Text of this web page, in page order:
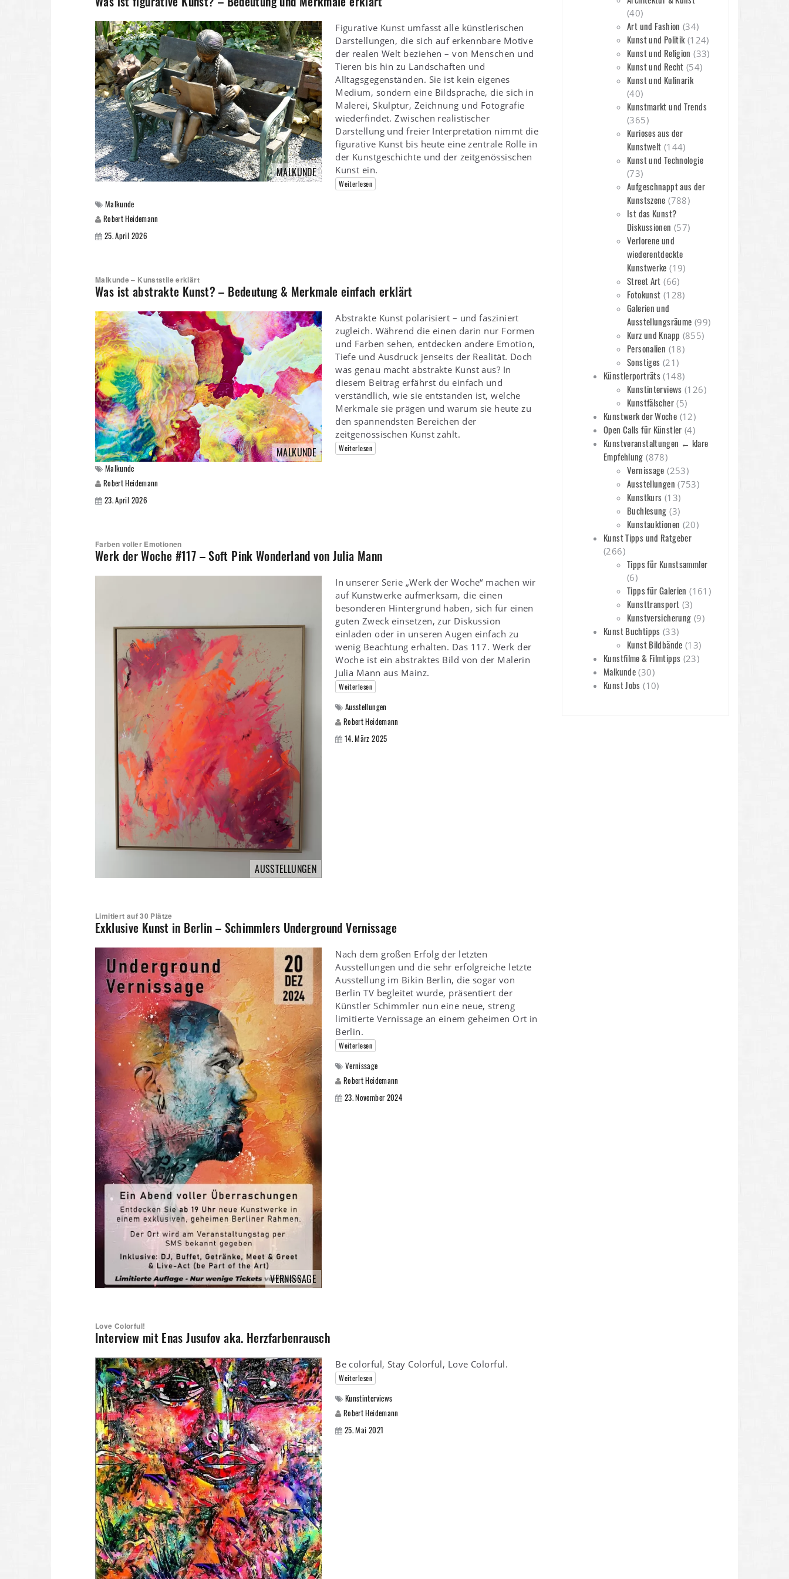
MALKUNDE
Figurative Kunst umfasst alle künstlerischen
Darstellungen, die sich auf erkennbare Motive
der realen Welt beziehen – von Menschen und
Tieren bis hin zu Landschaften und
Alltagsgegenständen. Sie ist kein eigenes
Medium, sondern eine Bildsprache, die sich in
Malerei, Skulptur, Zeichnung und Fotografie
wiederfindet. Zwischen realistischer
Darstellung und freier Interpretation nimmt die
figurative Kunst bis heute eine zentrale Rolle in
der Kunstgeschichte und der zeitgenössischen
Kunst ein.
Weiterlesen
Malkunde
Robert Heidemann
25. April 2026
Malkunde – Kunststile erklärt
Was ist abstrakte Kunst? – Bedeutung & Merkmale einfach erklärt
MALKUNDE
Abstrakte Kunst polarisiert – und fasziniert
zugleich. Während die einen darin nur Formen
und Farben sehen, entdecken andere Emotion,
Tiefe und Ausdruck jenseits der Realität. Doch
was genau macht abstrakte Kunst aus? In
diesem Beitrag erfährst du einfach und
verständlich, wie sie entstanden ist, welche
Merkmale sie prägen und warum sie heute zu
den spannendsten Bereichen der
zeitgenössischen Kunst zählt.
Weiterlesen
Malkunde
Robert Heidemann
23. April 2026
Farben voller Emotionen
Werk der Woche #117 – Soft Pink Wonderland von Julia Mann
AUSSTELLUNGEN
In unserer Serie „Werk der Woche“ machen wir
auf Kunstwerke aufmerksam, die einen
besonderen Hintergrund haben, sich für einen
guten Zweck einsetzen, zur Diskussion
einladen oder in unseren Augen einfach zu
wenig Beachtung erhalten. Das 117. Werk der
Woche ist ein abstraktes Bild von der Malerin
Julia Mann aus Mainz.
Weiterlesen
Ausstellungen
Robert Heidemann
14. März 2025
Limitiert auf 30 Plätze
Exklusive Kunst in Berlin – Schimmlers Underground Vernissage
VERNISSAGE
Nach dem großen Erfolg der letzten
Ausstellungen und die sehr erfolgreiche letzte
Ausstellung im Bikin Berlin, die sogar von
Berlin TV begleitet wurde, präsentiert der
Künstler Schimmler nun eine neue, streng
limitierte Vernissage an einem geheimen Ort in
Berlin.
Weiterlesen
Vernissage
Robert Heidemann
23. November 2024
Love Colorful!
Interview mit Enas Jusufov aka. Herzfarbenrausch
Be colorful, Stay Colorful, Love Colorful.
Weiterlesen
Kunstinterviews
Robert Heidemann
25. Mai 2021
(40)
Art und Fashion (34)
Kunst und Politik(124)
Kunst und Religion (33)
Kunst und Recht (54)
Kunst und Kulinarik
(40)
Kunstmarkt und Trends
(365)
Kurioses aus der
Kunstwelt (144)
Kunst und Technologie
(73)
Aufgeschnappt aus der
Kunstszene (788)
Ist das Kunst?
Diskussionen (57)
Verlorene und
wiederentdeckte
Kunstwerke (19)
Street Art (66)
Fotokunst (128)
Galerien und
Ausstellungsräume (99)
Kurz und Knapp (855)
Personalien (18)
Sonstiges (21)
Künstlerporträts (148)
Kunstinterviews (126)
Kunstfälscher(5)
Kunstwerk der Woche (12)
Open Calls für Künstler (4)
Kunstveranstaltungen ← klare
Empfehlung (878)
Vernissage (253)
Ausstellungen (753)
Kunstkurs (13)
Buchlesung (3)
Kunstauktionen (20)
Kunst Tipps und Ratgeber
(266)
Tipps für Kunstsammler
(6)
Tipps für Galerien (161)
Kunsttransport (3)
Kunstversicherung (9)
Kunst Buchtipps (33)
Kunst Bildbände (13)
Kunstfilme & Filmtipps (23)
Malkunde (30)
Kunst Jobs (10)